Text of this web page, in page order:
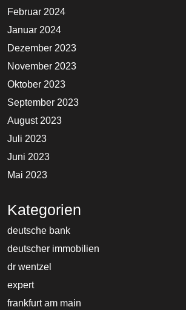
Februar 2024
Januar 2024
Dezember 2023
November 2023
Oktober 2023
September 2023
August 2023
Juli 2023
Juni 2023
Mai 2023
Kategorien
deutsche bank
deutscher immobilien
dr wentzel
expert
frankfurt am main